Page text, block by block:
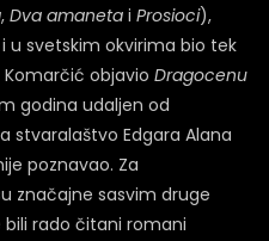
, Dva amaneta i Prosioci),
u svetskim okvirima bio tek
Komarčić objavio Dragocenu
godina udaljen od
stvaralaštvo Edgara Alana
poznavao. Za
značajne sasvim druge
bili rado čitani romani